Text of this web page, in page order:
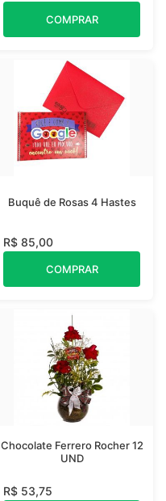
COMPRAR
Buquê de Rosas 4 Hastes
R$ 85,00
COMPRAR
Chocolate Ferrero Rocher 12
UND
R$ 53,75